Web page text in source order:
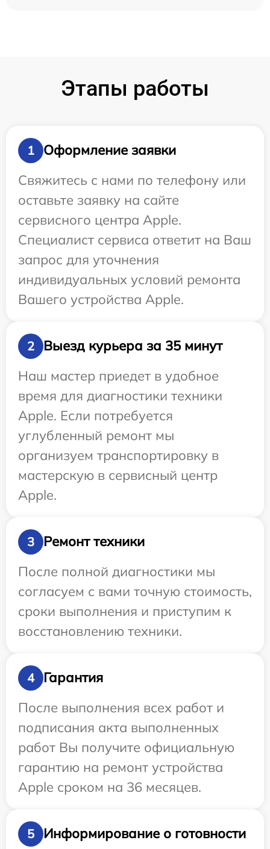
Этапы работы
1
Оформление заявки
Свяжитесь с нами по телефону или
оставьте заявку на сайте
сервисного центра Apple.
Специалист сервиса ответит на Ваш
запрос для уточнения
индивидуальных условий ремонта
Вашего устройства Apple.
2
Выезд курьера за 35 минут
Наш мастер приедет в удобное
время для диагностики техники
Apple. Если потребуется
углубленный ремонт мы
организуем транспортировку в
мастерскую в сервисный центр
Apple.
3
Ремонт техники
После полной диагностики мы
согласуем с вами точную стоимость,
сроки выполнения и приступим к
восстановлению техники.
4
Гарантия
После выполнения всех работ и
подписания акта выполненных
работ Вы получите официальную
гарантию на ремонт устройства
Apple сроком на 36 месяцев.
5 Информирование о готовности